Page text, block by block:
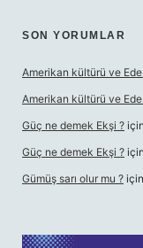
SON YORUMLAR
Amerikan kültürü ve
Amerikan kültürü ve
Güç ne demek Ekşi ? için
Güç ne demek Ekşi ? için
Gümüş sarı olur mu ? için